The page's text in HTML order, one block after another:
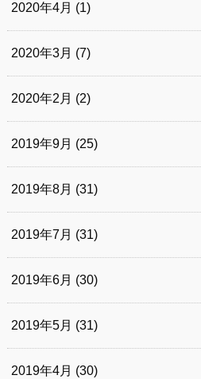
2020年4月 (1)
2020年3月 (7)
2020年2月 (2)
2019年9月 (25)
2019年8月 (31)
2019年7月 (31)
2019年6月 (30)
2019年5月 (31)
2019年4月 (30)